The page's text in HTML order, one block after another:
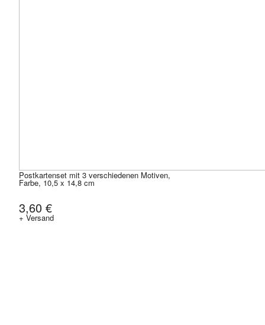
Postkartenset mit 3 verschiedenen Motiven,
Farbe, 10,5 x 14,8 cm
3,60 €
+ Versand